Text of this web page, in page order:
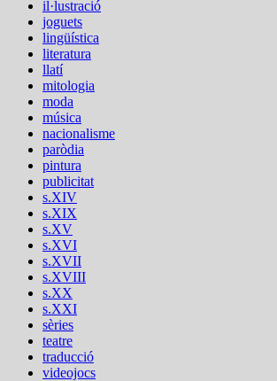
il·lustració
joguets
lingüística
literatura
llatí
mitologia
moda
música
nacionalisme
paròdia
pintura
publicitat
s.XIV
s.XIX
s.XV
s.XVI
s.XVII
s.XVIII
s.XX
s.XXI
sèries
teatre
traducció
videojocs